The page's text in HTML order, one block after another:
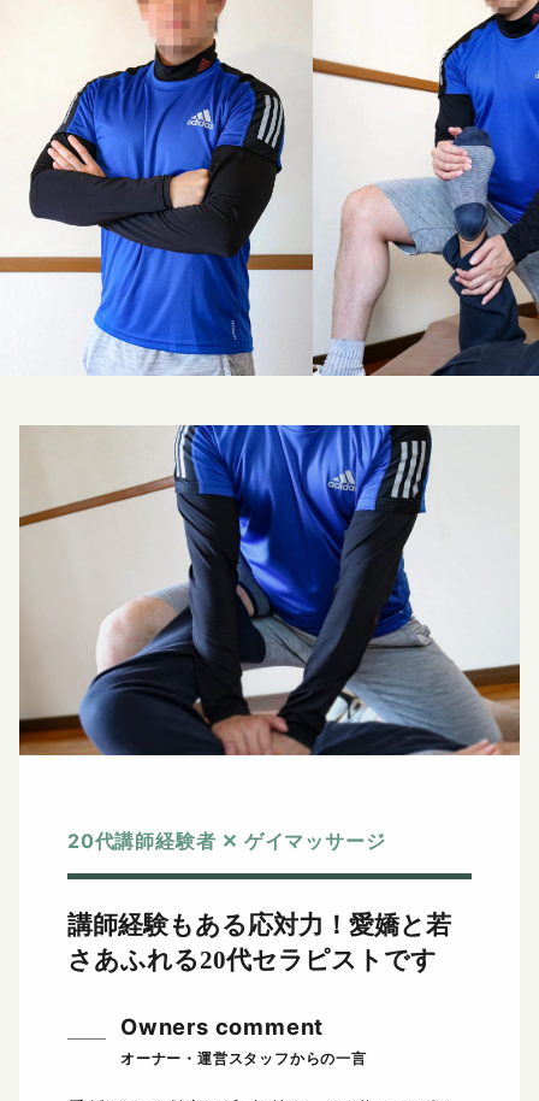
20代講師経験者 ✕ ゲイマッサージ
講師経験もある応対力！ 愛嬌と若
さあふれる20代セラピストです
Owners comment